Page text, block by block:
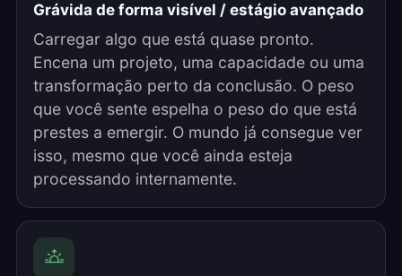
Grávida de forma visível / estágio avançado
Carregar algo que está quase pronto.
Encena um projeto, uma capacidade ou uma
transformação perto da conclusão. O peso
que você sente espelha o peso do que está
prestes a emergir. O mundo já consegue ver
isso, mesmo que você ainda esteja
processando internamente.